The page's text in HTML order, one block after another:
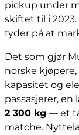
pickup under
skiftet til i
tyder på at
Det som gjør
norske
kapasitet og
passasjerer,
2 300 kg — et
matche.